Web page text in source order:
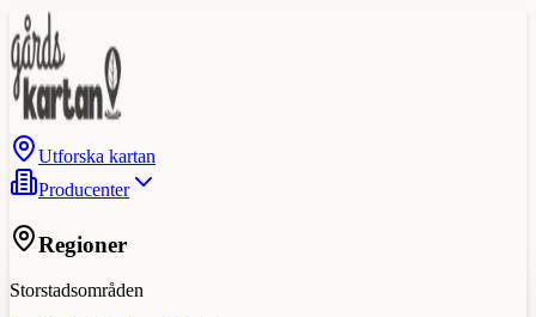
Utforska kartan
Producenter
Regioner
Storstadsområden